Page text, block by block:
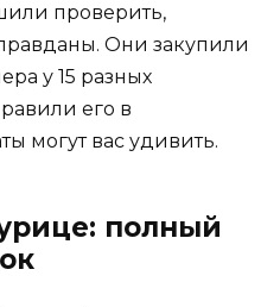
проверить,
Они закупили
у 15 разных
его в
могут вас удивить.
полный